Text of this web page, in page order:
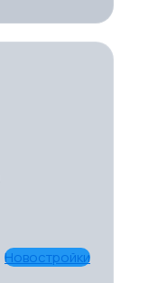
Новостройки